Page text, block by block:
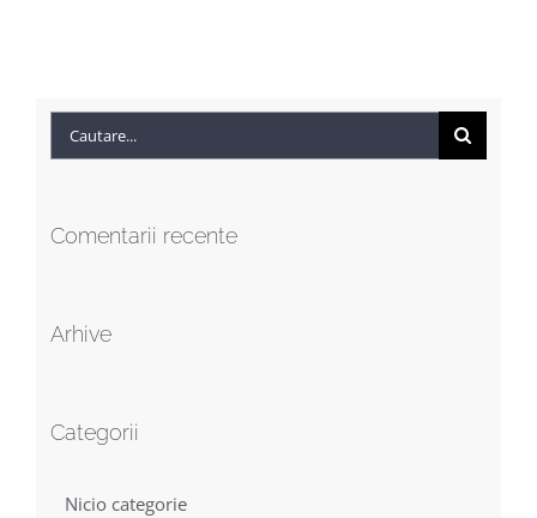
Cautare...
Comentarii recente
Arhive
Categorii
Nicio categorie